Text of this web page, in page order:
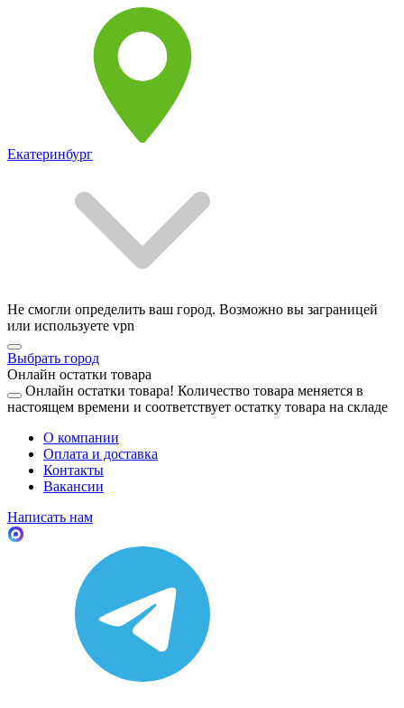
Екатеринбург
Не смогли определить ваш город. Возможно вы заграницей
или используете vpn
Выбрать город
Онлайн остатки товара
Онлайн остатки товара! Количество товара меняется в
настоящем времени и соответствует остатку товара на складе
О компании
Оплата и доставка
Контакты
Вакансии
Написать нам